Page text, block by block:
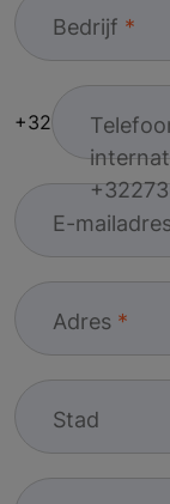
Bedrijf
+32
E-
Adres
Stad